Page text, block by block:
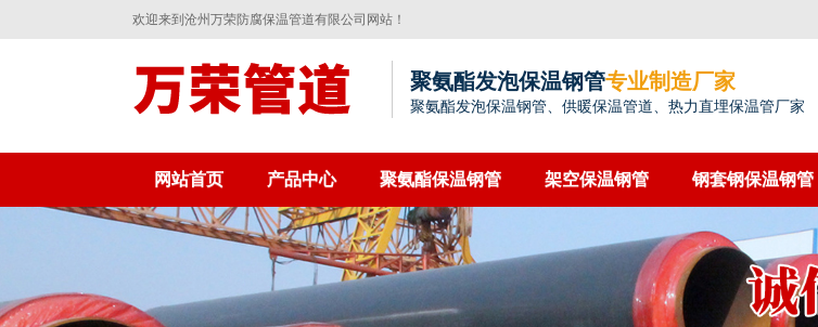
欢迎来到沧州万荣防腐保温管道有限公司网站！
聚氨酯发泡保温钢管专业制造厂家
聚氨酯发泡保温钢管、供暖保温管道、热力直埋保温管厂家
网站首页 产品中心 聚氨酯保温钢管 架空保温钢管 钢套钢保温钢管
联系我们